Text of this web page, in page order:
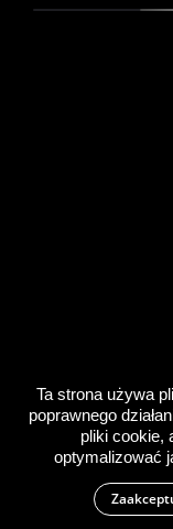
Ta strona używa
poprawnego
pliki cookie,
optymalizować